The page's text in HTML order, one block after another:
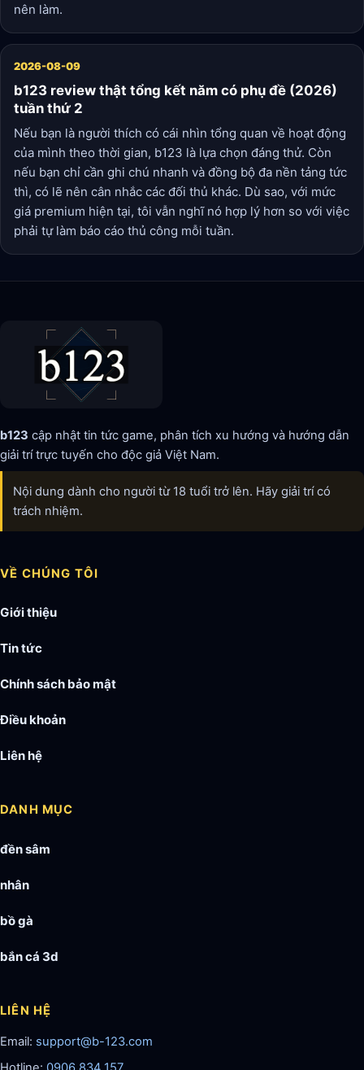
nên làm.
2026-08-09
b123 review thật tổng kết năm có phụ đề (2026)
tuần thứ 2
Nếu bạn là người thích có cái nhìn tổng quan về hoạt động
của mình theo thời gian, b123 là lựa chọn đáng thử. Còn
nếu bạn chỉ cần ghi chú nhanh và đồng bộ đa nền tảng tức
thì, có lẽ nên cân nhắc các đối thủ khác. Dù sao, với mức
giá premium hiện tại, tôi vẫn nghĩ nó hợp lý hơn so với việc
phải tự làm báo cáo thủ công mỗi tuần.
b123 cập nhật tin tức game, phân tích xu hướng và hướng dẫn
giải trí trực tuyến cho độc giả Việt Nam.
Nội dung dành cho người từ 18 tuổi trở lên. Hãy giải trí có
trách nhiệm.
VỀ CHÚNG TÔI
Giới thiệu
Tin tức
Chính sách bảo mật
Điều khoản
Liên hệ
DANH MỤC
đền sâm
nhân
bồ gà
bắn cá 3d
LIÊN HỆ
Email: support@b-123.com